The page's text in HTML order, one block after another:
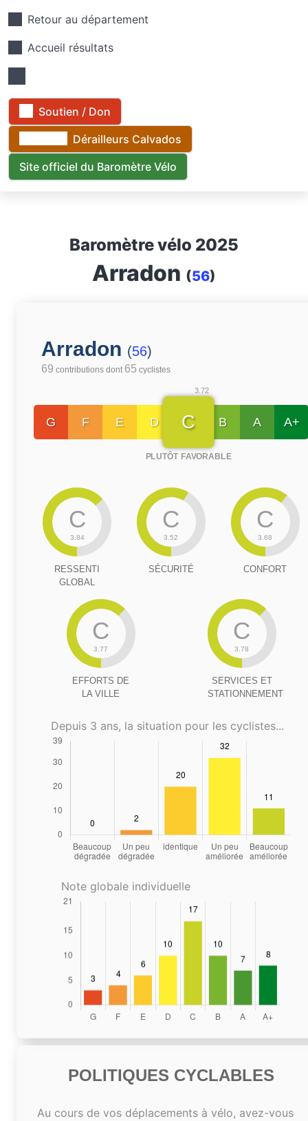
Retour au département
Accueil résultats
Soutien / Don
Dérailleurs Calvados
Site officiel du Baromètre Vélo
Baromètre vélo 2025
Arradon (56)
Arradon (56)
69 contributions dont 65 cyclistes
G F E D
3.72
C
PLUTÔT FAVORABLE
B A A+
C
3.84
RESSENTI
GLOBAL
C
3.52
SÉCURITÉ
C
3.68
CONFORT
C
3.77
EFFORTS DE
LA VILLE
C
3.78
SERVICES ET
STATIONNEMENT
Depuis 3 ans, la situation pour les cyclistes...
Note globale individuelle
POLITIQUES CYCLABLES
Au cours de vos déplacements à vélo, avez-vous